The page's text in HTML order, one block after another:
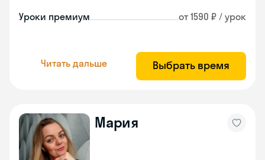
Уроки премиум от 1590 ₽ / урок
Читать дальше Выбрать время
Мария